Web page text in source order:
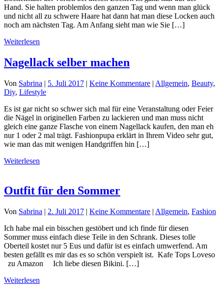
Hand. Sie halten problemlos den ganzen Tag und wenn man glück
und nicht all zu schwere Haare hat dann hat man diese Locken auch
noch am nächsten Tag. Am Anfang sieht man wie Sie […]
Weiterlesen
Nagellack selber machen
Von Sabrina | 5. Juli 2017 | Keine Kommentare | Allgemein, Beauty,
Diy, Lifestyle
Es ist gar nicht so schwer sich mal für eine Veranstaltung oder Feier
die Nägel in originellen Farben zu lackieren und man muss nicht
gleich eine ganze Flasche von einem Nagellack kaufen, den man eh
nur 1 oder 2 mal trägt. Fashionpupa erklärt in Ihrem Video sehr gut,
wie man das mit wenigen Handgriffen hin […]
Weiterlesen
Outfit für den Sommer
Von Sabrina | 2. Juli 2017 | Keine Kommentare | Allgemein, Fashion
Ich habe mal ein bisschen gestöbert und ich finde für diesen
Sommer muss einfach diese Teile in den Schrank. Dieses tolle
Oberteil kostet nur 5 Eus und dafür ist es einfach umwerfend. Am
besten gefällt es mir das es so schön verspielt ist. Kafe Tops Loveso
zu Amazon Ich liebe diesen Bikini. […]
Weiterlesen